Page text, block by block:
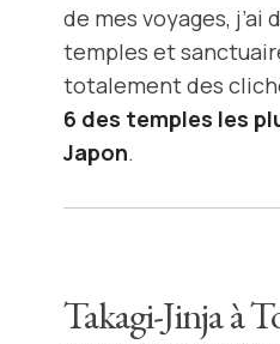
de mes voyages, j’ai
temples et
totalement des
6 des temples les
Japon.
Takagi-Jinja à